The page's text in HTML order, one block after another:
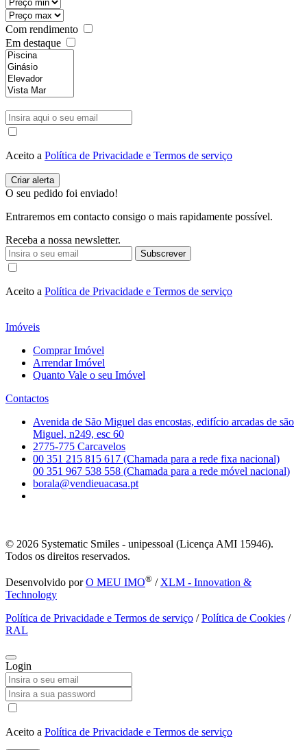
Com rendimento
Em destaque
Aceito a Política de Privacidade e Termos de serviço
O seu pedido foi enviado!
Entraremos em contacto consigo o mais rapidamente possível.
Receba a nossa newsletter.
Subscrever
Aceito a Política de Privacidade e Termos de serviço
Imóveis
Comprar Imóvel
Arrendar Imóvel
Quanto Vale o seu Imóvel
Contactos
Avenida de São Miguel das encostas, edifício arcadas de são
Miguel, n249, esc 60
2775-775 Carcavelos
00 351 215 815 617 (Chamada para a rede fixa nacional)
00 351 967 538 558 (Chamada para a rede móvel nacional)
borala@vendieuacasa.pt
© 2026 Systematic Smiles - unipessoal (Licença AMI 15946).
Todos os direitos reservados.
Desenvolvido porO MEU IMO® / XLM - Innovation &
Technology
Política de Privacidade e Termos de serviço /Política de Cookies /
RAL
Login
Aceito a Política de Privacidade e Termos de serviço